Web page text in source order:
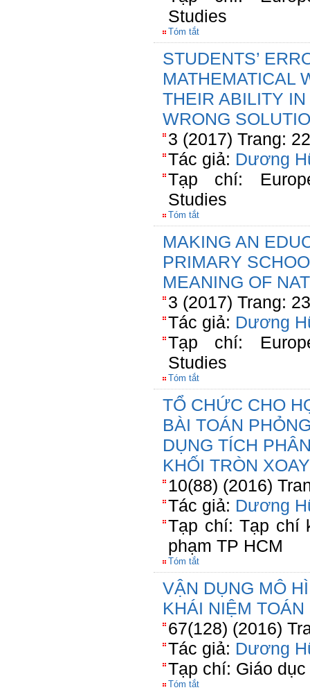
Studies
Tóm tắt
STUDENTS’
MATHEMATICAL
THEIR ABILITY
WRONG
3 (2017) Trang:
Tác giả: Dương
Tạp chí:
Studies
Tóm tắt
MAKING AN
PRIMARY
MEANING OF
3 (2017) Trang:
Tác giả: Dương
Tạp chí:
Studies
Tóm tắt
TỔ CHỨC CHO
BÀI TOÁN
DỤNG TÍCH
KHỐI TRÒN XOAY
10(88) (2016)
Tác giả: Dương
Tạp chí: Tạp chí
phạm TP HCM
Tóm tắt
VẬN DỤNG MÔ
KHÁI NIỆM
67(128) (2016)
Tác giả: Dương
Tạp chí: Giáo
Tóm tắt